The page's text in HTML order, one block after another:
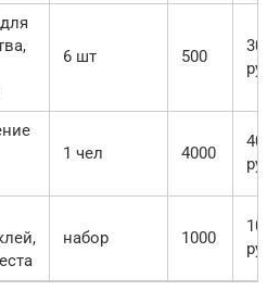
6 шт 500
3000
руб
1 чел 4000
4000
руб
набор 1000
1000
руб